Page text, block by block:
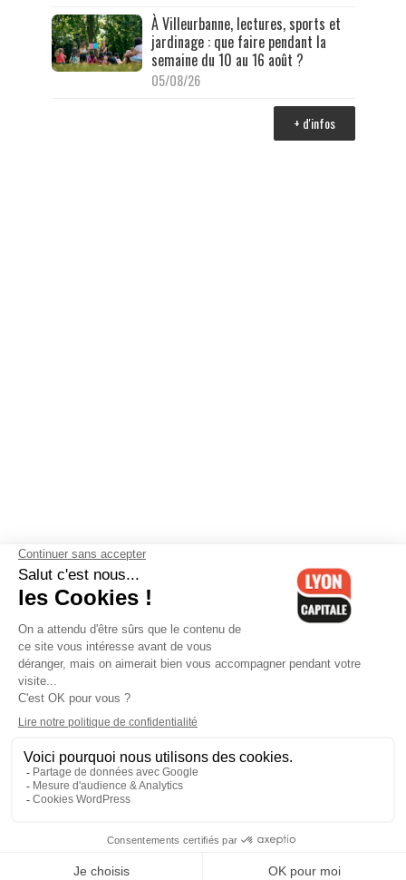
À Villeurbanne, lectures, sports et
jardinage : que faire pendant la
semaine du 10 au 16 août ?
05/08/26
+ d'infos
Contactez-nous-Mentions légales-CGV-Politique de
confidentialité-Gestion des cookies
Cedex 06